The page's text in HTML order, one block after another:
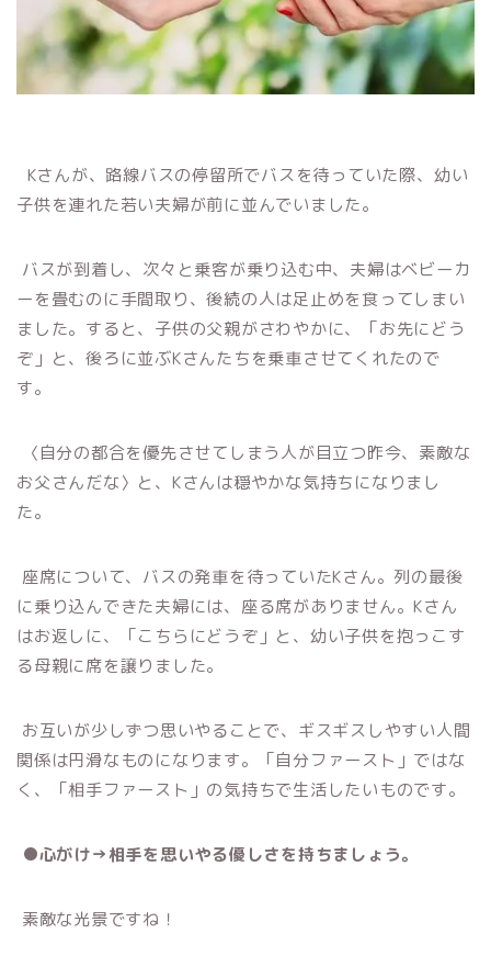
Kさんが、路線バスの停留所でバスを待っていた際、幼い
子供を連れた若い夫婦が前に並んでいました。
バスが到着し、次々と乗客が乗り込む中、夫婦はベビーカ
ーを畳むのに手間取り、後続の人は足止めを食ってしまい
ました。すると、子供の父親がさわやかに、「お先にどう
ぞ」と、後ろに並ぶKさんたちを乗車させてくれたので
す。
〈自分の都合を優先させてしまう人が目立つ昨今、素敵な
お父さんだな〉と、Kさんは穏やかな気持ちになりまし
た。
座席について、バスの発車を待っていたKさん。列の最後
に乗り込んできた夫婦には、座る席がありません。Kさん
はお返しに、「こちらにどうぞ」と、幼い子供を抱っこす
る母親に席を譲りました。
お互いが少しずつ思いやることで、ギスギスしやすい人間
関係は円滑なものになります。「自分ファースト」ではな
く、「相手ファースト」の気持ちで生活したいものです。
●心がけ→相手を思いやる優しさを持ちましょう。
素敵な光景ですね！